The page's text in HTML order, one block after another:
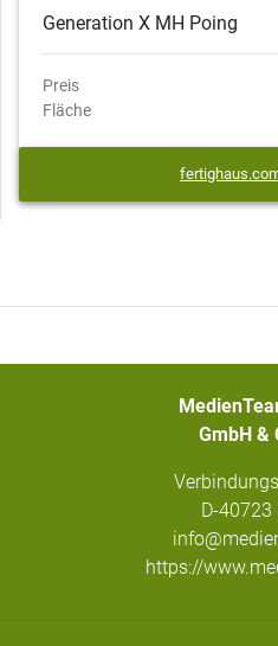
Generation X MH Poing
Preis
Fläche
GmbH &
D-40723
https://